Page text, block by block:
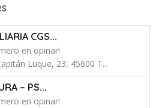
CGS...
en opinar!
Luque, 23, 45600 T...
– PS...
en opinar!